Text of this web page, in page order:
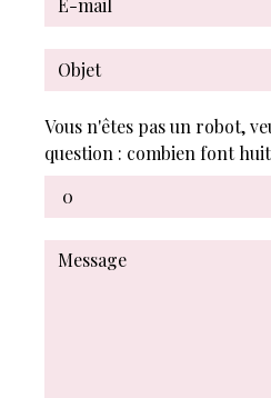
Vous n'êtes pas un robot,
question : combien font